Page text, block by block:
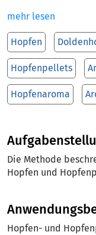
mehr lesen
Hopfen
Hopfenpellets
Hopfenaroma
Die Methode
Hopfen und
Hopfen- und